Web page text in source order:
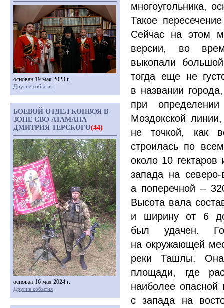
многоугольника,
Такое
Сейчас на этом
версии, во
выкопали
тогда еще не
в названии
при
Моздокской
не точкой, как
строилась по
около 10
запада на
а поперечной –
Высота вала
и ширину от 6
был удачен.
на окружающей
реки Ташлы. Она
площади, где
наиболее
с запада на
основан 19 мая 2023 г.
Другие события
БОЕВОЙ ОТДЕЛ КОНВОЯ В
ЗОНЕ СВО АТАМАНА
ДМИТРИЯ ТЕРСКОГО(44)
основан 16 мая 2024 г.
Другие события